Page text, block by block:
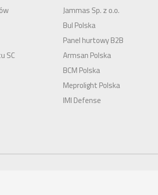
SC
Jammas Sp. z o.o.
Bul Polska
Panel hurtowy B2B
Armsan Polska
BCM Polska
Meprolight Polska
IMI Defense